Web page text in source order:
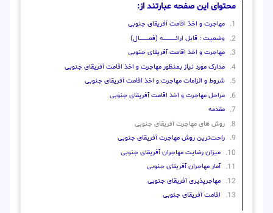
محتوای این صفحه عبارتند از:
مهاجرت و اخذ اقامت آفریقای جنوبی
وضعیت : قابل ارائــــــــــــــــــــه (فعـــــــــــــــال)
مهاجرت و اخذ اقامت آفریقای جنوبی
مدارک مورد نیاز بمنظور مهاجرت و اخذ اقامت آفریقای جنوبی
شروط و الزامات مهاجرت و اخذ اقامت آفریقای جنوبی
مراحل مهاجرت و اخذ اقامت آفریقای جنوبی
مقدمه
روش‌ های مهاجرت آفریقای جنوبی
راحت‌ترین روش مهاجرت آفریقای جنوبی
میزان رضایت مهاجران آفریقای جنوبی
آمار مهاجران آفریقای جنوبی
مهاجرپذیری آفریقای جنوبی
اقامت آفریقای جنوبی